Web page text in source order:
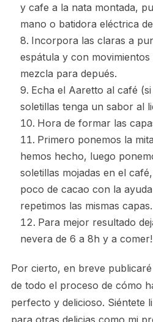
y cafe a la nata montada,
mano o batidora eléctrica
Incorpora las claras a
espátula y con
mezcla para depués.
Echa el Aaretto al café
soletillas tenga un sabor al
Hora de formar las
Primero ponemos la
hemos hecho, luego
soletillas mojadas en el
poco de cacao con la
repetimos las mismas capas.
Para mejor resultado
nevera de 6 a 8h y a
Por cierto, en breve
de todo el proceso de cómo
perfecto y delicioso. Siéntete
para otras delicias como mi